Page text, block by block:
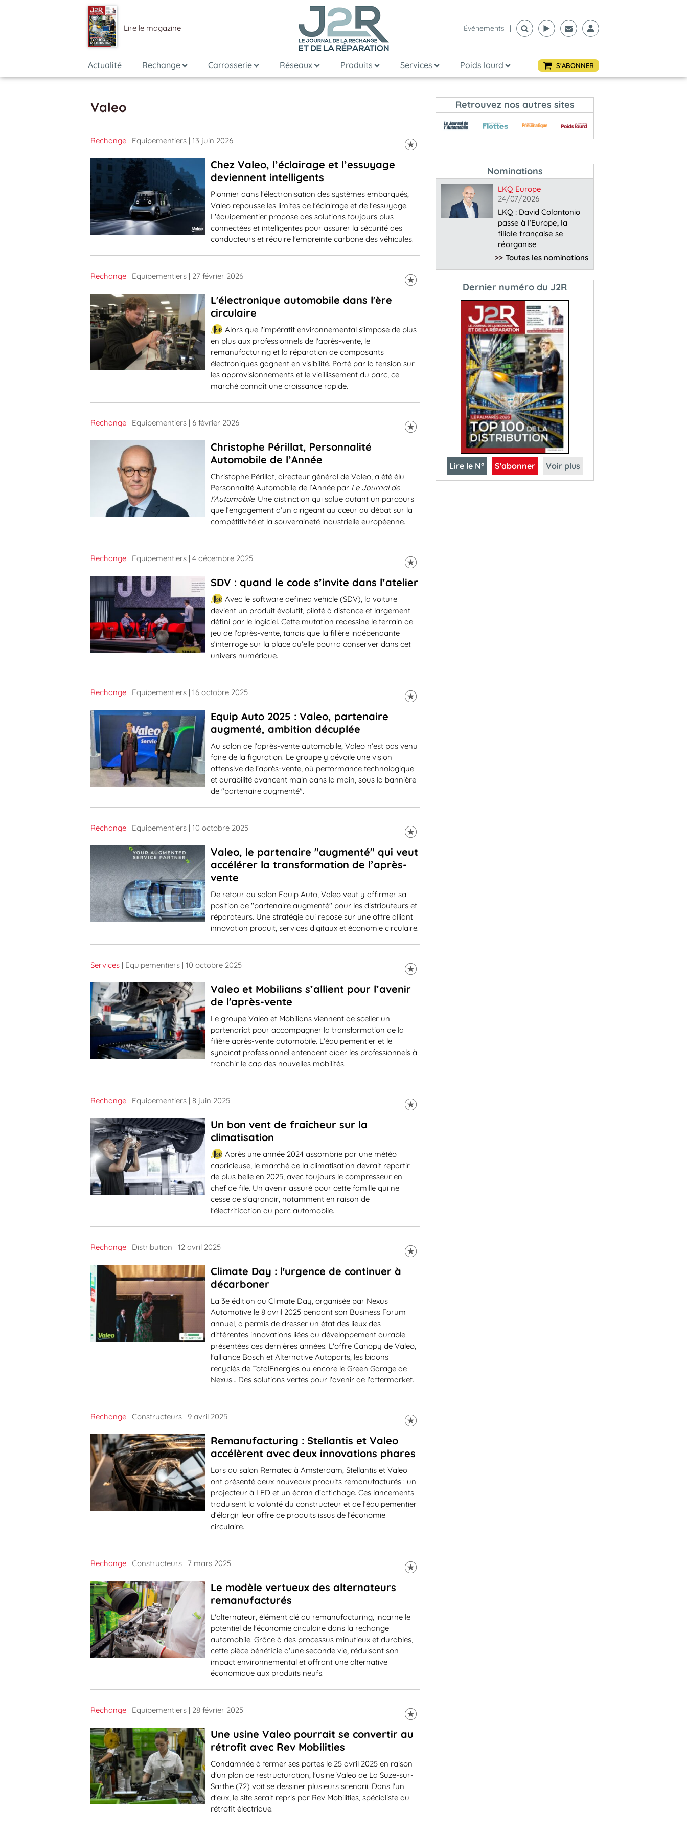
Lire le magazine Événements |
Actualité Rechange Carrosserie Réseaux Produits Services Poids lourd S'ABONNER
Valeo
Rechange | Equipementiers | 13 juin 2026
Chez Valeo, l’éclairage et l’essuyage
deviennent intelligents
Pionnier dans l'électronisation des systèmes embarqués,
Valeo repousse les limites de l'éclairage et de l'essuyage.
L'équipementier propose des solutions toujours plus
connectées et intelligentes pour assurer la sécurité des
conducteurs et réduire l'empreinte carbone des véhicules.
Rechange | Equipementiers | 27 février 2026
L'électronique automobile dans l'ère
circulaire
Alors que l'impératif environnemental s'impose de plus
en plus aux professionnels de l'après-vente, le
remanufacturing et la réparation de composants
électroniques gagnent en visibilité. Porté par la tension sur
les approvisionnements et le vieillissement du parc, ce
marché connaît une croissance rapide.
Rechange | Equipementiers | 6 février 2026
Christophe Périllat, Personnalité
Automobile de l’Année
Christophe Périllat, directeur général de Valeo, a été élu
Personnalité Automobile de l’Année par Le Journal de
l’Automobile. Une distinction qui salue autant un parcours
que l’engagement d’un dirigeant au cœur du débat sur la
compétitivité et la souveraineté industrielle européenne.
Rechange | Equipementiers | 4 décembre 2025
SDV : quand le code s’invite dans l’atelier
Avec le software defined vehicle (SDV), la voiture
devient un produit évolutif, piloté à distance et largement
défini par le logiciel. Cette mutation redessine le terrain de
jeu de l’après-vente, tandis que la filière indépendante
s’interroge sur la place qu’elle pourra conserver dans cet
univers numérique.
Rechange | Equipementiers | 16 octobre 2025
Equip Auto 2025 : Valeo, partenaire
augmenté, ambition décuplée
Au salon de l’après-vente automobile, Valeo n’est pas venu
faire de la figuration. Le groupe y dévoile une vision
offensive de l’après-vente, où performance technologique
et durabilité avancent main dans la main, sous la bannière
de "partenaire augmenté".
Rechange | Equipementiers | 10 octobre 2025
Valeo, le partenaire "augmenté" qui veut
accélérer la transformation de l’après-
vente
De retour au salon Equip Auto, Valeo veut y affirmer sa
position de "partenaire augmenté" pour les distributeurs et
réparateurs. Une stratégie qui repose sur une offre alliant
innovation produit, services digitaux et économie circulaire.
Services | Equipementiers | 10 octobre 2025
Valeo et Mobilians s’allient pour l’avenir
de l'après-vente
Le groupe Valeo et Mobilians viennent de sceller un
partenariat pour accompagner la transformation de la
filière après-vente automobile. L’équipementier et le
syndicat professionnel entendent aider les professionnels à
franchir le cap des nouvelles mobilités.
Rechange | Equipementiers | 8 juin 2025
Un bon vent de fraîcheur sur la
climatisation
Après une année 2024 assombrie par une météo
capricieuse, le marché de la climatisation devrait repartir
de plus belle en 2025, avec toujours le compresseur en
chef de file. Un avenir assuré pour cette famille qui ne
cesse de s'agrandir, notamment en raison de
l'électrification du parc automobile.
Rechange | Distribution | 12 avril 2025
Climate Day : l'urgence de continuer à
décarboner
La 3e édition du Climate Day, organisée par Nexus
Automotive le 8 avril 2025 pendant son Business Forum
annuel, a permis de dresser un état des lieux des
différentes innovations liées au développement durable
présentées ces dernières années. L'offre Canopy de Valeo,
l'alliance Bosch et Alternative Autoparts, les bidons
recyclés de TotalEnergies ou encore le Green Garage de
Nexus… Des solutions vertes pour l'avenir de l'aftermarket.
Rechange | Constructeurs | 9 avril 2025
Remanufacturing : Stellantis et Valeo
accélèrent avec deux innovations phares
Lors du salon Rematec à Amsterdam, Stellantis et Valeo
ont présenté deux nouveaux produits remanufacturés : un
projecteur à LED et un écran d’affichage. Ces lancements
traduisent la volonté du constructeur et de l’équipementier
d’élargir leur offre de produits issus de l’économie
circulaire.
Rechange | Constructeurs | 7 mars 2025
Le modèle vertueux des alternateurs
remanufacturés
L'alternateur, élément clé du remanufacturing, incarne le
potentiel de l'économie circulaire dans la rechange
automobile. Grâce à des processus minutieux et durables,
cette pièce bénéficie d'une seconde vie, réduisant son
impact environnemental et offrant une alternative
économique aux produits neufs.
Rechange | Equipementiers | 28 février 2025
Une usine Valeo pourrait se convertir au
rétrofit avec Rev Mobilities
Condamnée à fermer ses portes le 25 avril 2025 en raison
d'un plan de restructuration, l'usine Valeo de La Suze-sur-
Sarthe (72) voit se dessiner plusieurs scenarii. Dans l'un
d'eux, le site serait repris par Rev Mobilities, spécialiste du
rétrofit électrique.
Retrouvez nos autres sites
Nominations
LKQ Europe
24/07/2026
LKQ : David Colantonio
passe à l’Europe, la
filiale française se
réorganise
>> Toutes les nominations
Dernier numéro du J2R
Lire le N° S'abonner Voir plus